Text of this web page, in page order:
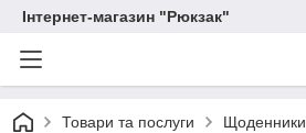
Інтернет-магазин "Рюкзак"
Товари та послуги Щоденники